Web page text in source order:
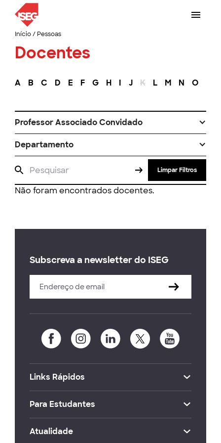
Início/ Pessoas
Docentes
A B C D E F G H I J K L M N O
Professor Associado Convidado
Departamento
Limpar Filtros
Não foram encontrados docentes.
Subscreva a newsletter do ISEG
Links Rápidos
Para Estudantes
Atualidade